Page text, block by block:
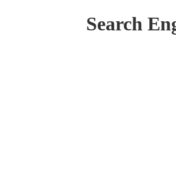
Search